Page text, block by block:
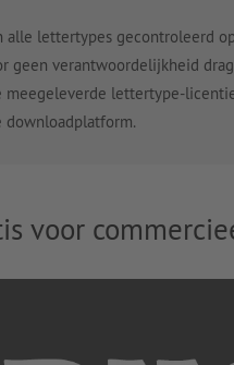
alle lettertypes gecontroleerd
geen verantwoordelijkheid
meegeleverde lettertype-
downloadplatform.
voor